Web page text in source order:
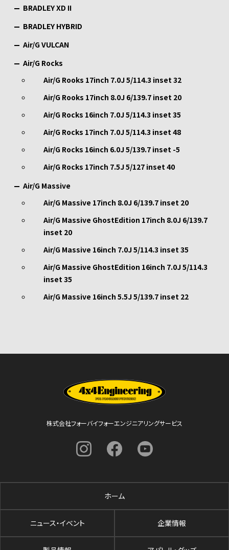
BRADLEY XD II
BRADLEY HYBRID
Air/G VULCAN
Air/G Rocks
Air/G Rooks 17inch 7.0J 5/114.3 inset 32
Air/G Rooks 17inch 8.0J 6/139.7 inset 20
Air/G Rocks 16inch 7.0J 5/114.3 inset 35
Air/G Rocks 17inch 7.0J 5/114.3 inset 48
Air/G Rocks 16inch 6.0J 5/139.7 inset -5
Air/G Rocks 17inch 7.5J 5/127 inset 40
Air/G Massive
Air/G Massive 17inch 8.0J 6/139.7 inset 20
Air/G Massive GhostEdition 17inch 8.0J 6/139.7
inset 20
Air/G Massive 16inch 7.0J 5/114.3 inset 35
Air/G Massive GhostEdition 16inch 7.0J 5/114.3
inset 35
Air/G Massive 16inch 5.5J 5/139.7 inset 22
株式会社フォーバイフォーエンジニアリングサービス
ホーム
ニュース・イベント 企業情報